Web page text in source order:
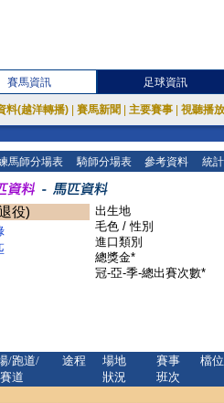
賽馬資訊 足球資訊
料(越洋轉播) 賽馬新聞 主要賽事 視聽播
馬師分場表 騎師分場表 參考資料 統
役)
出生地
毛色 / 性別
進口類別
總獎金*
冠-亞-季-總出賽次數*
/跑道/
賽道
途程
場地
狀況
賽事
班次
檔位